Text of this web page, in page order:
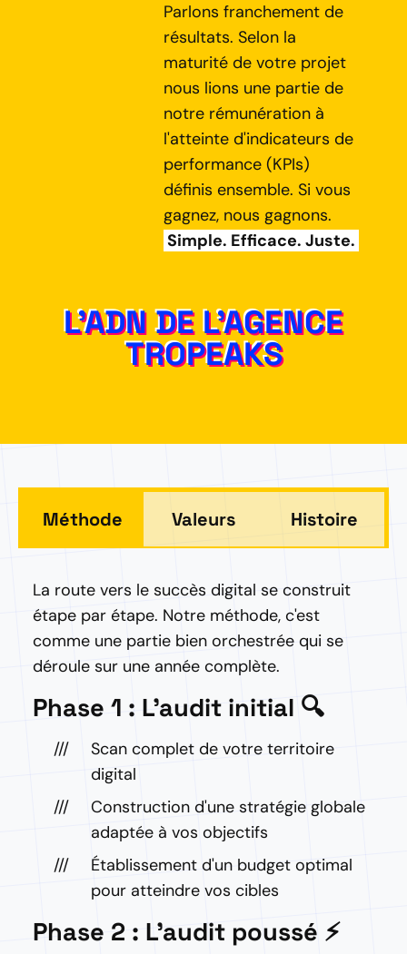
L'ADN DE L'AGENCE
TROPEAKS
Parlons franchement de
résultats. Selon la
maturité de votre projet
nous lions une partie de
notre rémunération à
l'atteinte d'indicateurs de
performance (KPIs)
définis ensemble. Si vous
gagnez, nous gagnons.
Simple. Efficace. Juste.
Méthode Valeurs Histoire
La route vers le succès digital se construit
étape par étape. Notre méthode, c'est
comme une partie bien orchestrée qui se
déroule sur une année complète.
Phase 1 : L'audit initial 🔍
Scan complet de votre territoire
digital
Construction d'une stratégie globale
adaptée à vos objectifs
Établissement d'un budget optimal
pour atteindre vos cibles
Phase 2 : L'audit poussé ⚡